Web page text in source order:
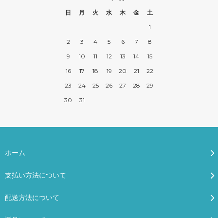
日
月 火 水 木 金
土
1
2
3 4 5 6 7
8
9
10 11 12 13 14
15
16
17 18 19 20 21
22
23
24 25 26 27 28
29
30
31
ホーム
支払い方法について
配送方法について